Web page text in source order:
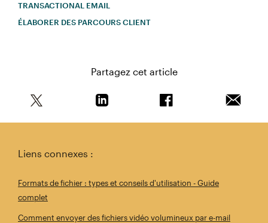
TRANSACTIONAL EMAIL
ÉLABORER DES PARCOURS CLIENT
Partagez cet article
Liens connexes :
Formats de fichier : types et conseils d'utilisation - Guide
complet
Comment envoyer des fichiers vidéo volumineux par e-mail